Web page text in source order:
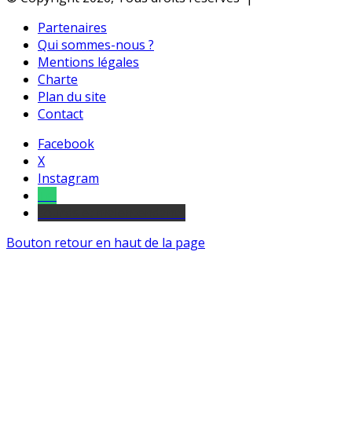
Partenaires
Qui sommes-nous ?
Mentions légales
Charte
Plan du site
Contact
Facebook
X
Instagram
Bouton retour en haut de la page